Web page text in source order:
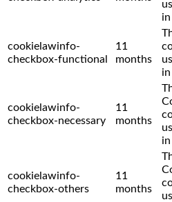
cookielawinfo-
checkbox-functional
11
months
cookielawinfo-
checkbox-necessary
11
months
cookielawinfo-
checkbox-others
11
months